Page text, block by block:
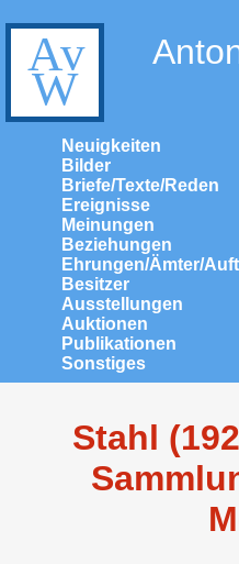
Neuigkeiten
Bilder
Briefe/Texte/Reden
Ereignisse
Meinungen
Beziehungen
Ehrungen/Ämter/
Besitzer
Ausstellungen
Auktionen
Publikationen
Sonstiges
Stahl